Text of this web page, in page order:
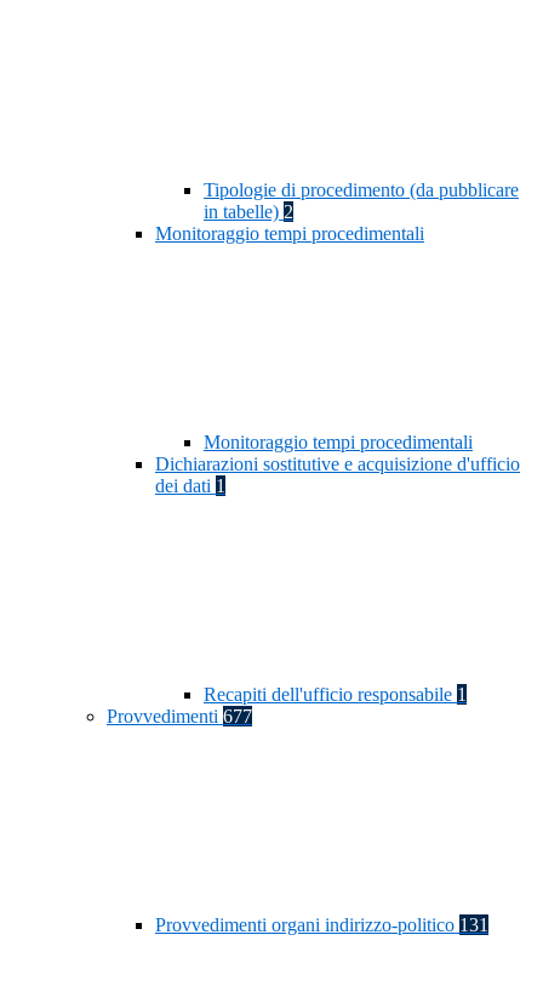
Tipologie di procedimento (da pubblicare
in tabelle) 2
Monitoraggio tempi procedimentali
Monitoraggio tempi procedimentali
Dichiarazioni sostitutive e acquisizione d'ufficio
dei dati 1
Recapiti dell'ufficio responsabile 1
Provvedimenti 677
Provvedimenti organi indirizzo-politico 131